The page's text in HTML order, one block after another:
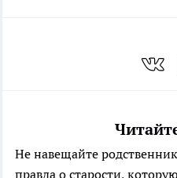
Не навещайте
правда о старости,